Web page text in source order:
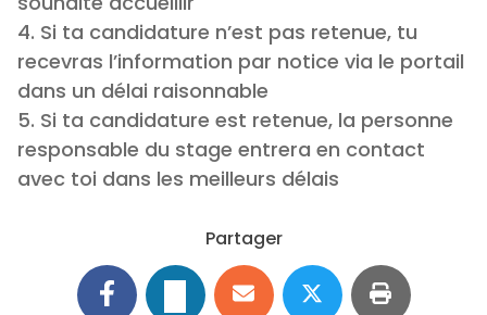
4. Si ta candidature n’est pas retenue, tu
recevras l’information par notice via le portail
dans un délai raisonnable
5. Si ta candidature est retenue, la personne
responsable du stage entrera en contact
avec toi dans les meilleurs délais
Partager